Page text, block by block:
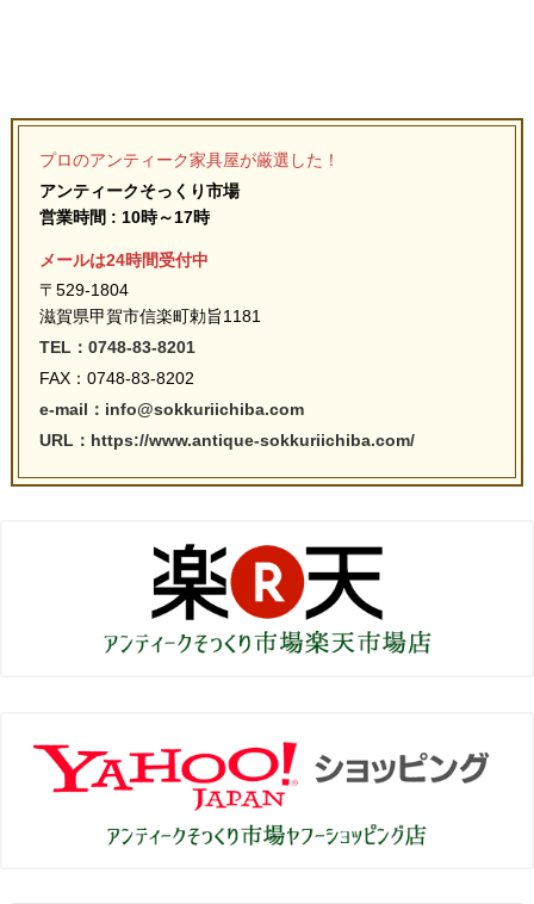
プロのアンティーク家具屋が厳選した！
アンティークそっくり市場
営業時間 : 10時～17時
メールは24時間受付中
〒529-1804
滋賀県甲賀市信楽町勅旨1181
TEL：0748-83-8201
FAX：0748-83-8202
e-mail：info@sokkuriichiba.com
URL：https://www.antique-sokkuriichiba.com/